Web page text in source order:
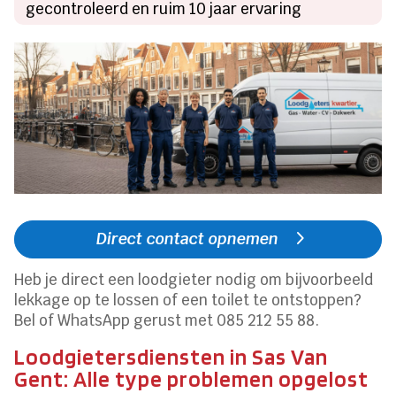
gecontroleerd en ruim 10 jaar ervaring
Direct contact opnemen
Heb je direct een loodgieter nodig om bijvoorbeeld
lekkage op te lossen of een toilet te ontstoppen?
Bel of WhatsApp gerust met 085 212 55 88.
Loodgietersdiensten in Sas Van
Gent: Alle type problemen opgelost